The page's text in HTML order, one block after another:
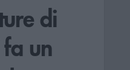
di
un